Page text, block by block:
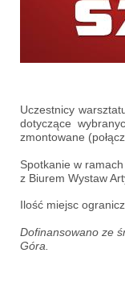
Uczestnicy
dotyczące
zmontowane
Spotkanie w
z Biurem Wystaw
Ilość miejsc
Dofinansowano ze
Góra.